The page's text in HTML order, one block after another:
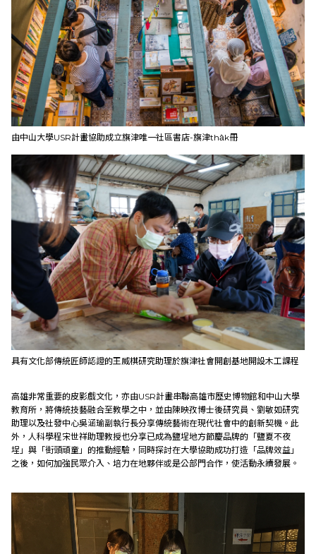
由中山大學USR計畫協助成立旗津唯一社區書店-旗津tha̍k冊
具有文化部傳統匠師認證的王威棋研究助理於旗津社會開創基地開設木工課程
高雄非常重要的皮影戲文化，亦由USR計畫串聯高雄市歷史博物館和中山大學
教育所，將傳統技藝融合至教學之中，並由陳映孜博士後研究員、劉敏如研究
助理以及社發中心吳涵瑜副執行長分享傳統藝術在現代社會中的創新契機。此
外，人科學程宋世祥助理教授也分享已成為鹽埕地方節慶品牌的「鹽夏不夜
埕」與「街頭頑童」的推動經驗，同時探討在大學協助成功打造「品牌效益」
之後，如何加強民眾介入、培力在地夥伴或是公部門合作，使活動永續發展。